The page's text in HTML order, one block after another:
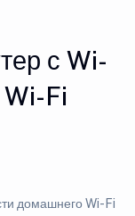
с Wi-
Wi-Fi
домашнего Wi-Fi